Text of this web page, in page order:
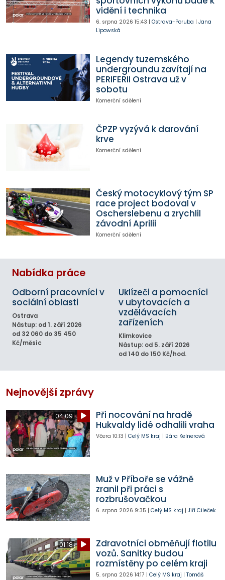
vidění i technika
6. srpna 2026 15:43 | Ostrava-Poruba | Jana
Lipowská
Legendy tuzemského
undergroundu zavítají na
PERIFERII Ostrava už v
sobotu
Komerční sdělení
ČPZP vyzývá k darování
krve
Komerční sdělení
Český motocyklový tým SP
race project bodoval v
Oscherslebenu a zrychlil
závodní Aprilii
Komerční sdělení
Nabídka práce
Odborní pracovníci v
sociální oblasti
Ostrava
Nástup: od 1. září 2026
od 32 060 do 35 450
Kč/měsíc
Uklízeči a pomocníci
v ubytovacích a
vzdělávacích
zařízeních
Klimkovice
Nástup: od 5. září 2026
od 140 do 150 Kč/hod.
Nejnovější zprávy
04:09
Při nocování na hradě
Hukvaldy lidé odhalili vraha
Včera 10:13 | Celý MS kraj | Bára Kelnerová
Muž v Příboře se vážně
zranil při práci s
rozbrušovačkou
6. srpna 2026 9:35 | Celý MS kraj | Jiří Cileček
01:18
Zdravotníci obměňují flotilu
vozů. Sanitky budou
rozmístěny po celém kraji
5. srpna 2026 14:17 | Celý MS kraj | Tomáš